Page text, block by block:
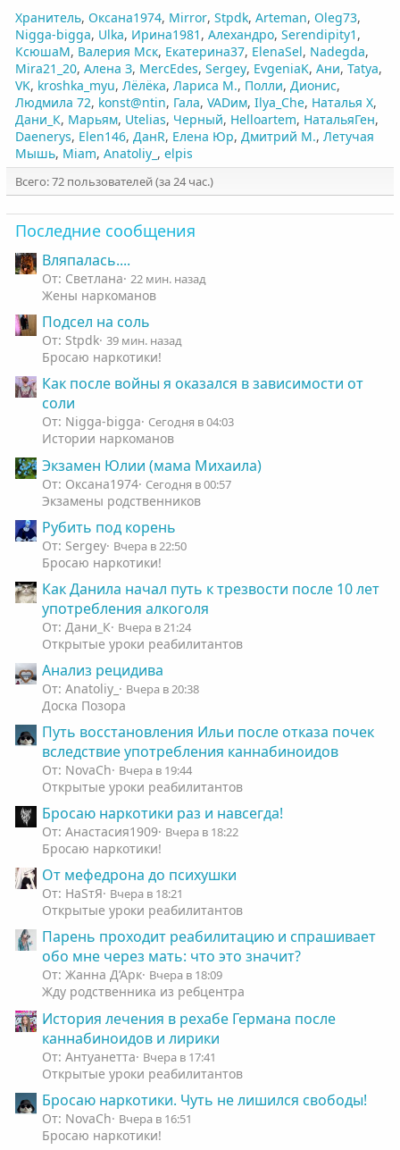
Хранитель Оксана1974 Mirror Stpdk Arteman Oleg73
Nigga-bigga Ulka Ирина1981 Алехандро Serendipity1
КсюшаМ Валерия Мск Екатерина37 ElenaSel Nadegda
Mira21_20 Алена З MercEdes Sergey EvgeniaK Ани Tatya
VK kroshka_myu Лёлёка Лариса М. Полли Дионис
Людмила 72 konst@ntin Гала VADим Ilya_Che Наталья Х
Дани_К Марьям Utelias Черный Helloartem НатальяГен
Daenerys Elen146 ДанR Елена Юр Дмитрий М. Летучая
Мышь Miam Anatoliy_ elpis
Всего: 72 пользователей (за 24 час.)
Последние сообщения
Вляпалась....
От: Светлана 22 мин. назад
Жены наркоманов
Подсел на соль
От: Stpdk 39 мин. назад
Бросаю наркотики!
Как после войны я оказался в зависимости от
соли
От: Nigga-bigga Сегодня в 04:03
Истории наркоманов
Экзамен Юлии (мама Михаила)
От: Оксана1974 Сегодня в 00:57
Экзамены родственников
Рубить под корень
От: Sergey Вчера в 22:50
Бросаю наркотики!
Как Данила начал путь к трезвости после 10 лет
употребления алкоголя
От: Дани_К Вчера в 21:24
Открытые уроки реабилитантов
Анализ рецидива
От: Anatoliy_ Вчера в 20:38
Доска Позора
Путь восстановления Ильи после отказа почек
вследствие употребления каннабиноидов
От: NovaCh Вчера в 19:44
Открытые уроки реабилитантов
Бросаю наркотики раз и навсегда!
От: Анастасия1909 Вчера в 18:22
Бросаю наркотики!
От мефедрона до психушки
От: НаSтЯ Вчера в 18:21
Открытые уроки реабилитантов
Парень проходит реабилитацию и спрашивает
обо мне через мать: что это значит?
От: Жанна Д’Арк Вчера в 18:09
Жду родственника из ребцентра
История лечения в рехабе Германа после
каннабиноидов и лирики
От: Антуанетта Вчера в 17:41
Открытые уроки реабилитантов
Бросаю наркотики. Чуть не лишился свободы!
От: NovaCh Вчера в 16:51
Бросаю наркотики!